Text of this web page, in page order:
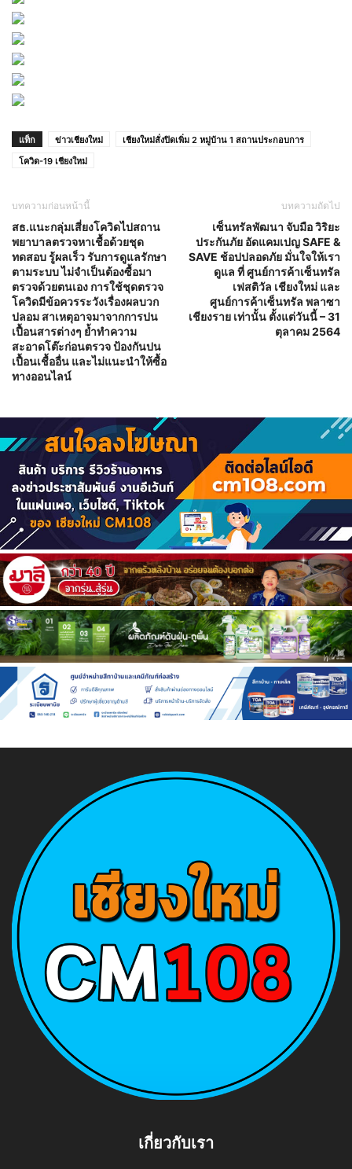
แท็ก ข่าวเชียงใหม่
เชียงใหม่สั่งปิดเพิ่ม 2 หมู่บ้าน 1 สถานประกอบการ
โควิด-19 เชียงใหม่
บทความก่อนหน้านี้
สธ.แนะกลุ่มเสี่ยงโควิดไปสถาน
พยาบาลตรวจหาเชื้อด้วยชุด
ทดสอบ รู้ผลเร็ว รับการดูแลรักษา
ตามระบบ ไม่จำเป็นต้องซื้อมา
ตรวจด้วยตนเอง การใช้ชุดตรวจ
โควิดมีข้อควรระวังเรื่องผลบวก
ปลอม สาเหตุอาจมาจากการปน
เปื้อนสารต่างๆ ย้ำทำความ
สะอาดโต๊ะก่อนตรวจ ป้องกันปน
เปื้อนเชื้ออื่น และไม่แนะนำให้ซื้อ
ทางออนไลน์
บทความถัดไป
เซ็นทรัลพัฒนา จับมือ วิริยะ
ประกันภัย อัดแคมเปญ SAFE &
SAVE ช้อปปลอดภัย มั่นใจให้เรา
ดูแล ที่ ศูนย์การค้าเซ็นทรัล
เฟสติวัล เชียงใหม่ และ
ศูนย์การค้าเซ็นทรัล พลาซา
เชียงราย เท่านั้น ตั้งแต่วันนี้ – 31
ตุลาคม 2564
เกี่ยวกับเรา